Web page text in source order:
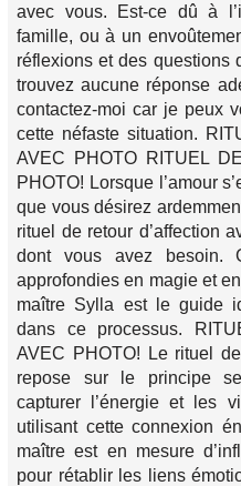
avec vous. Est-ce dû à
famille, ou à un
réflexions et des questions
trouvez aucune réponse
contactez-moi car je peux
cette néfaste situation.
AVEC PHOTO RITUEL
PHOTO! Lorsque l’amour
que vous désirez
rituel de retour d’affection
dont vous avez besoin.
approfondies en magie et
maître Sylla est le guide
dans ce processus.
AVEC PHOTO! Le rituel
repose sur le principe
capturer l’énergie et les
utilisant cette connexion
maître est en mesure
pour rétablir les liens